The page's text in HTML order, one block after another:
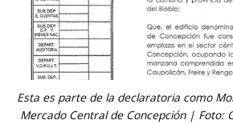
Esta es parte de la declaratoria como
Mercado Central de Concepción | Foto: